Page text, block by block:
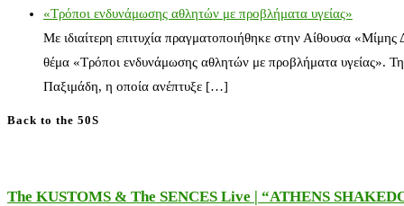
«Τρόποι ενδυνάμωσης αθλητών με προβλήματα υγείας»
Με ιδιαίτερη επιτυχία πραγματοποιήθηκε στην Αίθουσα
θέμα «Τρόποι ενδυνάμωσης αθλητών με προβλήματα υγείας».
Παξιμάδη, η οποία ανέπτυξε […]
Back to the 50S
The KUSTOMS & The SENCES Live | “ATHENS